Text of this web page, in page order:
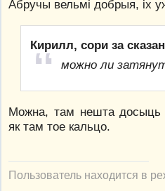
Абручы вельмі добрыя, іх
Кирилл, сори за
можно ли
Можна, там нешта досыць
як там тое кальцо.
Пользователь находится в